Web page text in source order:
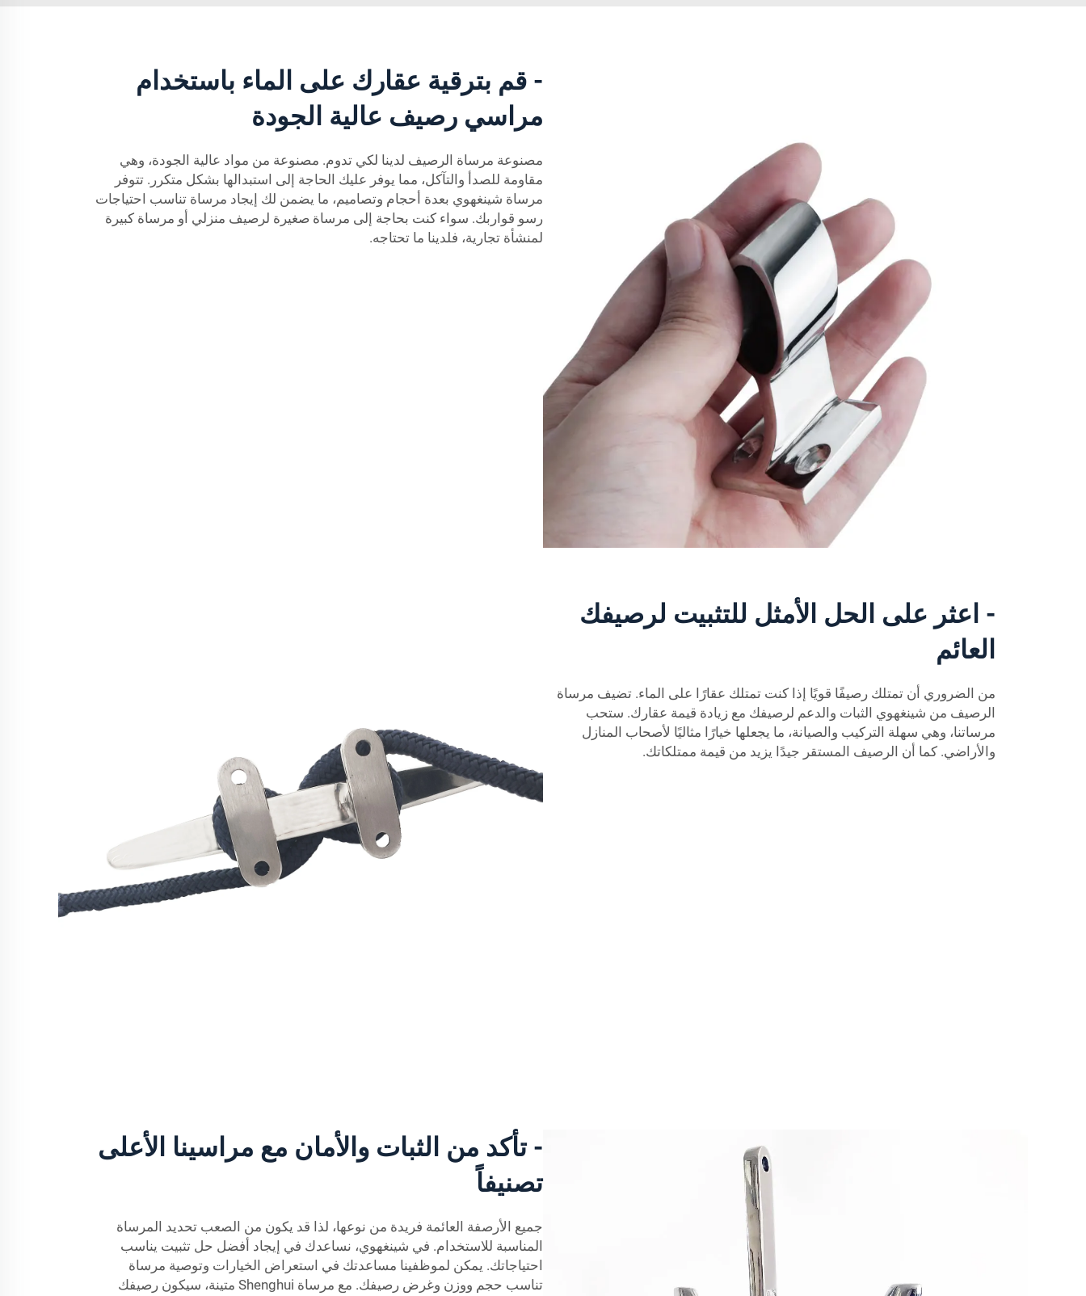
- قم بترقية عقارك على الماء باستخدام
مراسي رصيف عالية الجودة
مصنوعة مرساة الرصيف لدينا لكي تدوم. مصنوعة من مواد عالية الجودة، وهي
مقاومة للصدأ والتآكل، مما يوفر عليك الحاجة إلى استبدالها بشكل متكرر. تتوفر
مرساة شينغهوي بعدة أحجام وتصاميم، ما يضمن لك إيجاد مرساة تناسب احتياجات
رسو قواربك. سواء كنت بحاجة إلى مرساة صغيرة لرصيف منزلي أو مرساة كبيرة
لمنشأة تجارية، فلدينا ما تحتاجه.
- اعثر على الحل الأمثل للتثبيت لرصيفك
العائم
من الضروري أن تمتلك رصيفًا قويًا إذا كنت تمتلك عقارًا على الماء. تضيف مرساة
الرصيف من شينغهوي الثبات والدعم لرصيفك مع زيادة قيمة عقارك. ستحب
مرساتنا، وهي سهلة التركيب والصيانة، ما يجعلها خيارًا مثاليًا لأصحاب المنازل
والأراضي. كما أن الرصيف المستقر جيدًا يزيد من قيمة ممتلكاتك.
- تأكد من الثبات والأمان مع مراسينا الأعلى
تصنيفاً
جميع الأرصفة العائمة فريدة من نوعها، لذا قد يكون من الصعب تحديد المرساة
المناسبة للاستخدام. في شينغهوي، نساعدك في إيجاد أفضل حل تثبيت يناسب
احتياجاتك. يمكن لموظفينا مساعدتك في استعراض الخيارات وتوصية مرساة
تناسب حجم ووزن وغرض رصيفك. مع مرساة Shenghui متينة، سيكون رصيفك